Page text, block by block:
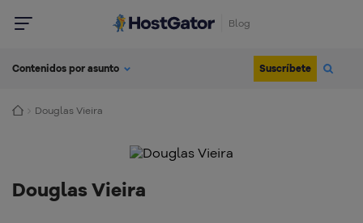
Blog
Contenidos por asunto Suscríbete
Douglas Vieira
Douglas Vieira